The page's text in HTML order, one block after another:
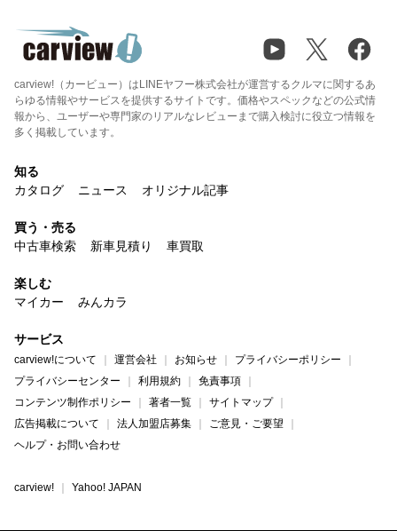
carview!（カービュー）はLINEヤフー株式会社が運営するクルマに関するあ
らゆる情報やサービスを提供するサイトです。価格やスペックなどの公式情
報から、ユーザーや専門家のリアルなレビューまで購入検討に役立つ情報を
多く掲載しています。
知る
カタログ
ニュース オリジナル記事
買う・売る
中古車検索
新車見積り 車買取
楽しむ
マイカー
みんカラ
サービス
carview!について 運営会社 お知らせ
プライバシーポリシー
プライバシーセンター
利用規約
免責事項
コンテンツ制作ポリシー
著者一覧
サイトマップ
広告掲載について
法人加盟店募集
ご意見・ご要望
ヘルプ・お問い合わせ
carview! Yahoo! JAPAN